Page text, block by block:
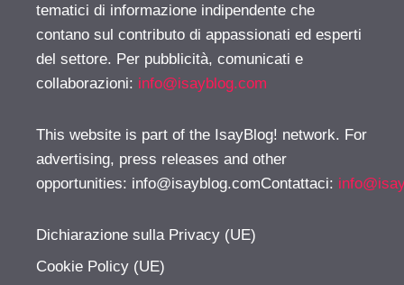
tematici di informazione indipendente che
contano sul contributo di appassionati ed esperti
del settore. Per pubblicità, comunicati e
collaborazioni: info@isayblog.com
This website is part of the IsayBlog! network. For
advertising, press releases and other
opportunities: info@isayblog.comContattaci:
Dichiarazione sulla Privacy (UE)
Cookie Policy (UE)